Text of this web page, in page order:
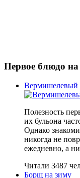
Первое блюдо на
Вермишелевый
Полезность
их бульона
Однако
никогда не
ежедневно, а
Читали 3487
Борщ на зиму